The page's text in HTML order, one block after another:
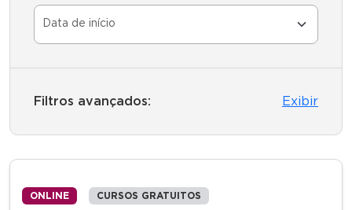
Filtros avançados: Exibir
ONLINE CURSOS GRATUITOS